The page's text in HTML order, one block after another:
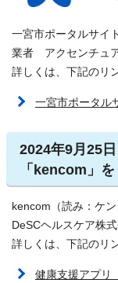
一宮市ポータルサイ
業者 アクセンチュア
詳しくは、下記のリ
一宮市ポータル
2024年9月25
「kencom」
kencom（読み：ケ
DeSCヘルスケア株式
詳しくは、下記のリ
健康支援アプリ